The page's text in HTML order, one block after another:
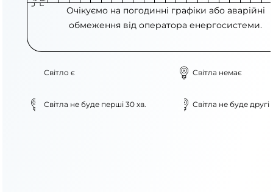
Очікуємо на погодинні графіки або аварійні
обмеження від оператора енергосистеми.
Світло є Світла немає
Світла не буде перші 30 хв. Світла не буде другі